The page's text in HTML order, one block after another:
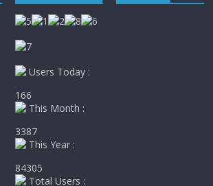
Users Today :
166
This Month :
3387
This Year :
84305
Total Users :